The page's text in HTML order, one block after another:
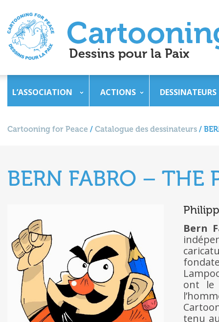
L’ASSOCIATION ACTIONS DESSINATEURS
Cartooning for Peace / Catalogue des dessinateurs /
BERN FABRO – THE
Bern
ont le
tenu